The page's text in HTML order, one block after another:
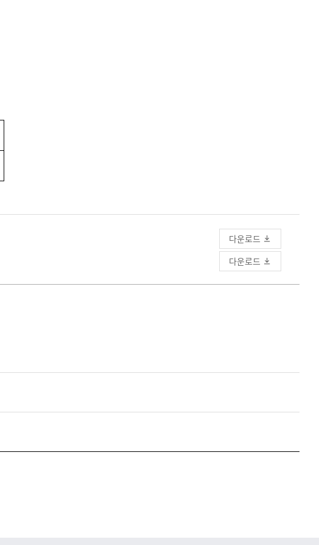
다운로드
다운로드